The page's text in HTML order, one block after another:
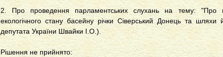
2. Про проведення парламентських слухань на тему: "Про
екологічного стану басейну річки Сіверський Донець та шляхи
депутата України Швайки І.О.).
Рішення не прийнято: